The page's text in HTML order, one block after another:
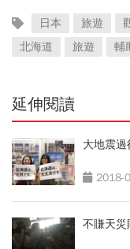
日本 旅遊
北海道
旅遊 輔
延伸閱讀
大地震過
2018-
不賺天災